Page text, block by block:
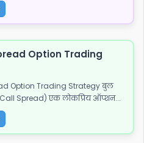
Option Trading
Option Trading Strategy बुल
Call Spread) एक लोकप्रिय ऑप्शन...